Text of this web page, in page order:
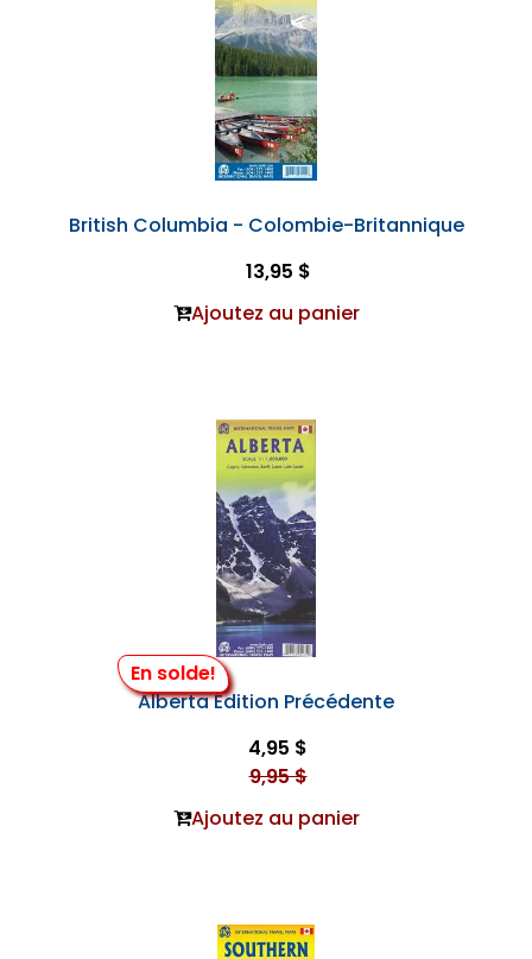
British Columbia - Colombie-Britannique
13,95 $
Ajoutez au panier
En solde!
Alberta Édition Précédente
4,95 $
9,95 $
Ajoutez au panier